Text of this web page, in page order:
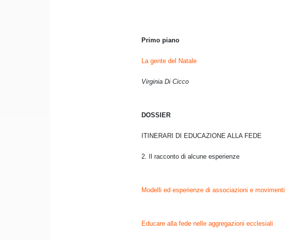
Primo piano
La gente del Natale
Virginia Di Cicco
DOSSIER
ITINERARI DI EDUCAZIONE ALLA FEDE
2. Il racconto di alcune esperienze
Modelli ed esperienze di associazioni e movimenti
Educare alla fede nelle aggregazioni ecclesiali